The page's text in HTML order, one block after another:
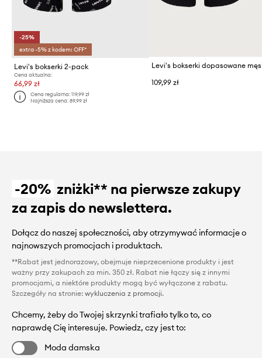
-25%
extra -5% z kodem: OFF*
Levi's bokserki 2-pack
Cena aktualna:
66,99 zł
Cena regularna:119,99 zł
Najniższa cena:89,99 zł
109,99 zł
-20% zniżki** na pierwsze zakupy
za zapis do newslettera.
Dołącz do naszej społeczności, aby otrzymywać informacje o
najnowszych promocjach i produktach.
**Rabat jest jednorazowy, obejmuje nieprzecenione produkty i jest
ważny przy zakupach za min. 350 zł. Rabat nie łączy się z innymi
promocjami, a niektóre produkty mogą być wyłączone z rabatu.
Szczegóły na stronie: wykluczenia z promocji.
Chcemy, żeby do Twojej skrzynki trafiało tylko to, co
naprawdę Cię interesuje. Powiedz, czy jest to:
Moda damska